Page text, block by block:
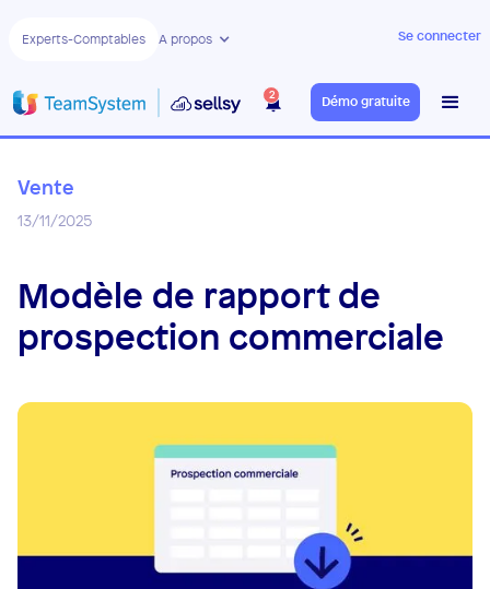
Experts-Comptables A propos Se connecter
2 Démo gratuite
Vente
13/11/2025
Modèle de rapport de
prospection commerciale